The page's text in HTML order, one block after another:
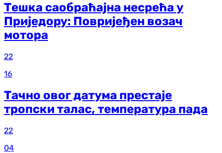
Тешка саобраћајна несрећа у
Приједору: Повријеђен возач
мотора
22
16
Тачно овог датума престаје
тропски талас, температура пада
22
04